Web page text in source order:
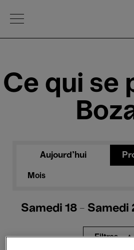
Open Menu
Ce qui se
Aujourd'hui
Mois
Samedi 18 - Samedi
Filtres